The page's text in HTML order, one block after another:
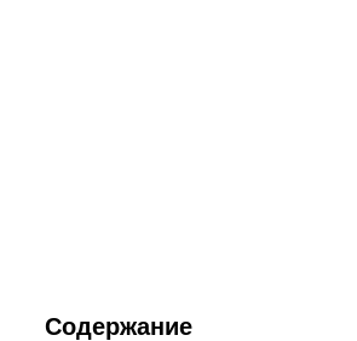
Содержание